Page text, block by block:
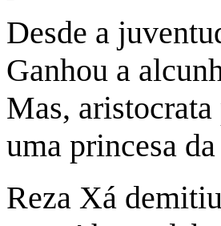
Desde a
Ganhou a
Mas,
uma princesa
Reza Xá